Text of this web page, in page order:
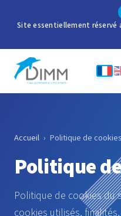
Site essentiellement
Accueil › Politique de cookies
Politique
Politique de cookies du
cookies utilisés,